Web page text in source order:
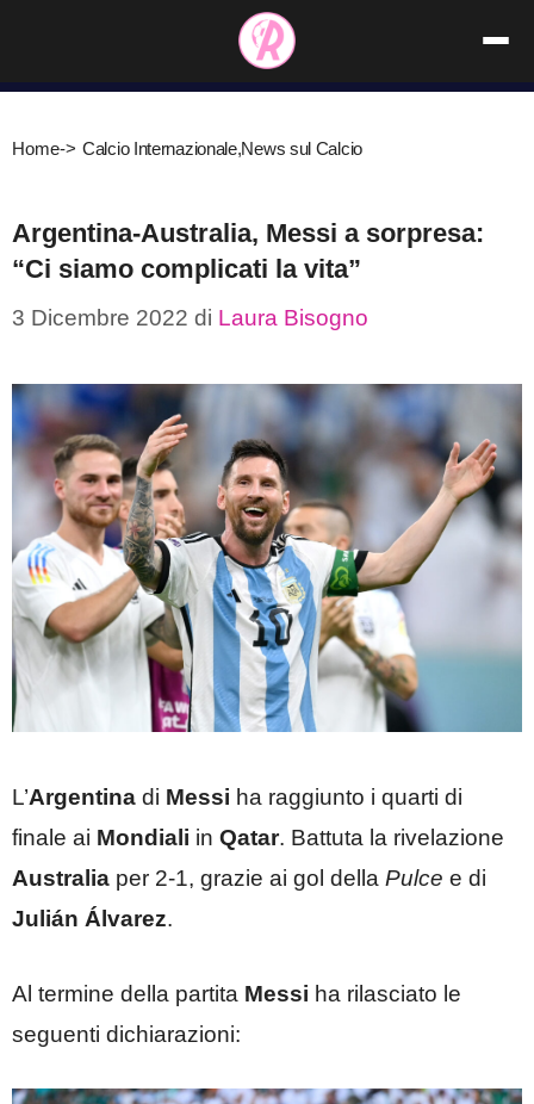
contenuto
Home-> Calcio Internazionale,News sul Calcio
Argentina-Australia, Messi a sorpresa:
“Ci siamo complicati la vita”
3 Dicembre 2022 di Laura Bisogno
L’Argentina di Messi ha raggiunto i quarti di
finale ai Mondiali in Qatar. Battuta la rivelazione
Australia per 2-1, grazie ai gol della Pulce e di
Julián Álvarez.
Al termine della partita Messi ha rilasciato le
seguenti dichiarazioni: